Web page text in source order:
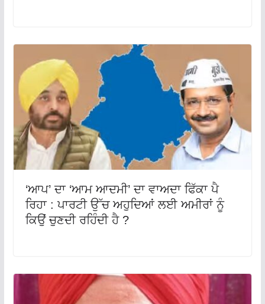
‘ਆਪ’ ਦਾ ‘ਆਮ ਆਦਮੀ’ ਦਾ ਵਾਅਦਾ ਫਿੱਕਾ ਪੈ
ਰਿਹਾ : ਪਾਰਟੀ ਉੱਚ ਅਹੁਦਿਆਂ ਲਈ ਅਮੀਰਾਂ ਨੂੰ
ਕਿਉਂ ਚੁਣਦੀ ਰਹਿੰਦੀ ਹੈ ?